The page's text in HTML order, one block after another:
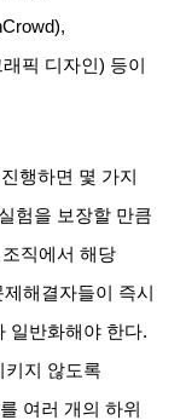
픽 디자인) 등이
행하면 몇 가지
험을 보장할 만큼
조직에서 해당
해결자들이 즉시
일반화해야 한다.
키지 않도록
여러 개의 하위